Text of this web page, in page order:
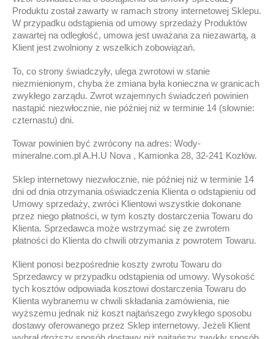
Produktu został zawarty w ramach strony internetowej Sklepu.
W przypadku odstąpienia od umowy sprzedaży Produktów
zawartej na odległość, umowa jest uważana za niezawartą, a
Klient jest zwolniony z wszelkich zobowiązań.
To, co strony świadczyły, ulega zwrotowi w stanie
niezmienionym, chyba że zmiana była konieczna w granicach
zwykłego zarządu. Zwrot wzajemnych świadczeń powinien
nastąpić niezwłocznie, nie później niż w terminie 14 (słownie:
czternastu) dni.
Towar powinien być zwrócony na adres: Wody-
mineralne.com.pl A.H.U Nova , Kamionka 28, 32-241 Kozłów.
Sklep internetowy niezwłocznie, nie później niż w terminie 14
dni od dnia otrzymania oświadczenia Klienta o odstąpieniu od
Umowy sprzedaży, zwróci Klientowi wszystkie dokonane
przez niego płatności, w tym koszty dostarczenia Towaru do
Klienta. Sprzedawca może wstrzymać się ze zwrotem
płatności do Klienta do chwili otrzymania z powrotem Towaru.
Klient ponosi bezpośrednie koszty zwrotu Towaru do
Sprzedawcy w przypadku odstąpienia od umowy. Wysokość
tych kosztów odpowiada kosztowi dostarczenia Towaru do
Klienta wybranemu w chwili składania zamówienia, nie
wyższemu jednak niż koszt najtańszego zwykłego sposobu
dostawy oferowanego przez Sklep internetowy. Jeżeli Klient